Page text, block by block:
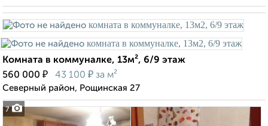
7
Комната в коммуналке, 13м², 6/9 этаж
560 000 ₽ 43 100 ₽ за м²
Северный район, Рощинская 27